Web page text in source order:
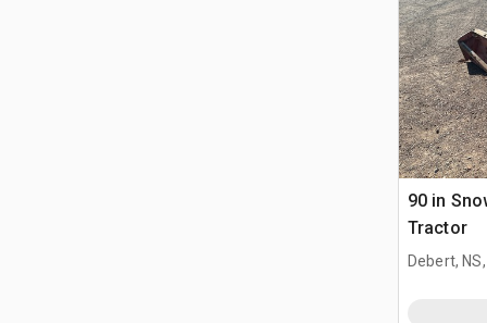
90 in
Tractor
Debert,